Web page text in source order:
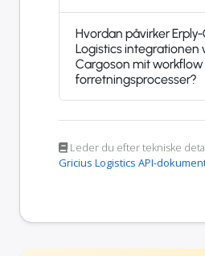
Hvordan påvirker
Logistics integrationen
Cargoson mit workflow
forretningsprocesser?
Leder du efter tekniske
Gricius Logistics API-